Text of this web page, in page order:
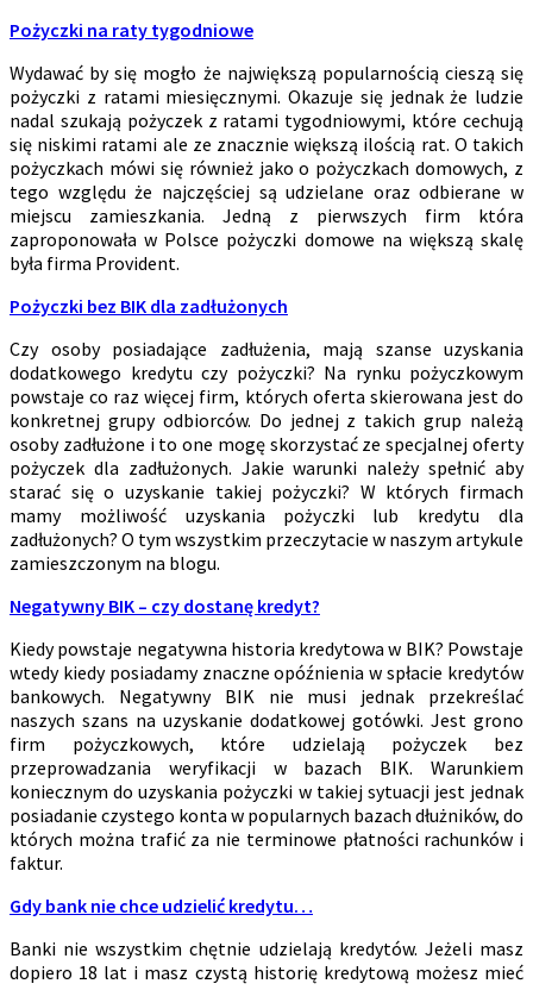
Pożyczki na raty tygodniowe
Wydawać by się mogło że największą popularnością cieszą się
pożyczki z ratami miesięcznymi. Okazuje się jednak że ludzie
nadal szukają pożyczek z ratami tygodniowymi, które cechują
się niskimi ratami ale ze znacznie większą ilością rat. O takich
pożyczkach mówi się również jako o pożyczkach domowych, z
tego względu że najczęściej są udzielane oraz odbierane w
miejscu zamieszkania. Jedną z pierwszych firm która
zaproponowała w Polsce pożyczki domowe na większą skalę
była firma Provident.
Pożyczki bez BIK dla zadłużonych
Czy osoby posiadające zadłużenia, mają szanse uzyskania
dodatkowego kredytu czy pożyczki? Na rynku pożyczkowym
powstaje co raz więcej firm, których oferta skierowana jest do
konkretnej grupy odbiorców. Do jednej z takich grup należą
osoby zadłużone i to one mogę skorzystać ze specjalnej oferty
pożyczek dla zadłużonych. Jakie warunki należy spełnić aby
starać się o uzyskanie takiej pożyczki? W których firmach
mamy możliwość uzyskania pożyczki lub kredytu dla
zadłużonych? O tym wszystkim przeczytacie w naszym artykule
zamieszczonym na blogu.
Negatywny BIK – czy dostanę kredyt?
Kiedy powstaje negatywna historia kredytowa w BIK? Powstaje
wtedy kiedy posiadamy znaczne opóźnienia w spłacie kredytów
bankowych. Negatywny BIK nie musi jednak przekreślać
naszych szans na uzyskanie dodatkowej gotówki. Jest grono
firm pożyczkowych, które udzielają pożyczek bez
przeprowadzania weryfikacji w bazach BIK. Warunkiem
koniecznym do uzyskania pożyczki w takiej sytuacji jest jednak
posiadanie czystego konta w popularnych bazach dłużników, do
których można trafić za nie terminowe płatności rachunków i
faktur.
Gdy bank nie chce udzielić kredytu…
Banki nie wszystkim chętnie udzielają kredytów. Jeżeli masz
dopiero 18 lat i masz czystą historię kredytową możesz mieć